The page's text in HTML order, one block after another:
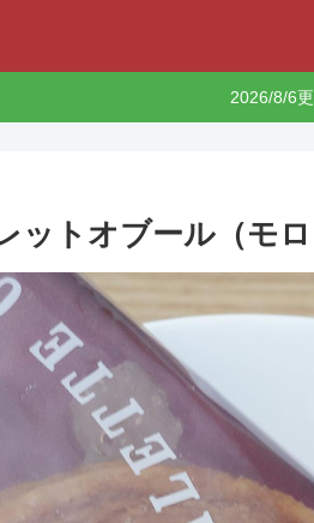
2026/8/6
ットオブール（モ